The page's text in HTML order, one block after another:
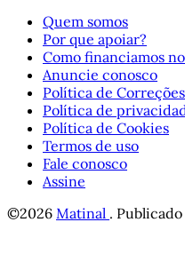
Quem somos
Por que apoiar?
Como financiamos
Anuncie conosco
Política de
Política de
Política de Cookies
Termos de uso
Fale conosco
Assine
©2026 Matinal .